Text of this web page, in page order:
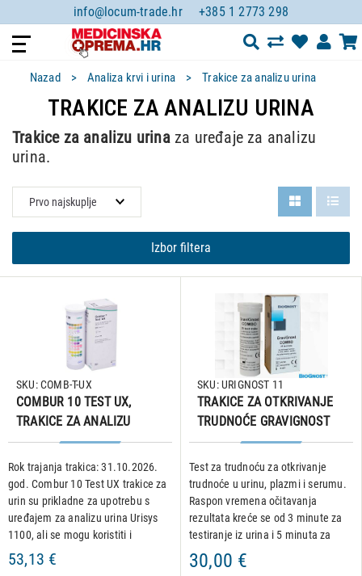
info@locum-trade.hr +385 1 2773 298
Nazad Analiza krvi i urina Trakice za analizu urina
TRAKICE ZA ANALIZU URINA
Trakice za analizu urinaza uređaje za analizu
urina.
Izbor filtera
COMBUR 10 TEST UX,
TRAKICE ZA ANALIZU
URINA, 100 kom.
Rok trajanja trakica: 31.10.2026.
god. Combur 10 Test UX trakice za
urin su prikladne za upotrebu s
uređajem za analizu urina Urisys
1100, ali se mogu koristiti i
samostalno (bez uređaja). Imaju
visoku osjetljivost, što znači da
SKU: COMB-T-UX
53,13 €
TRAKICE ZA OTKRIVANJE
TRUDNOĆE GRAVIGNOST
COMBO, 25 kom.
Test za trudnoću za otkrivanje
trudnoće u urinu, plazmi i serumu.
Raspon vremena očitavanja
rezultata kreće se od 3 minute za
testiranje iz urina i 5 minuta za
testiranje iz seruma ili plazme. •
Nakon vađenja trakice iz plastičnog
SKU: URIGNOST 11
30,00 €